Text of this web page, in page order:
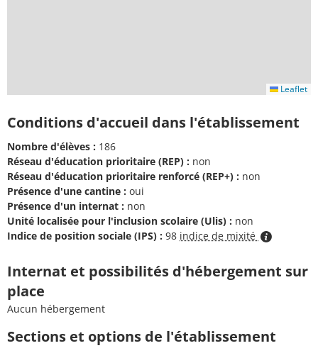
Leaflet
Conditions d'accueil dans l'établissement
Nombre d'élèves : 186
Réseau d'éducation prioritaire (REP) : non
Réseau d'éducation prioritaire renforcé (REP+) : non
Présence d'une cantine : oui
Présence d'un internat : non
Unité localisée pour l'inclusion scolaire (Ulis) : non
Indice de position sociale (IPS) : 98 indice de mixité
Internat et possibilités d'hébergement sur
place
Aucun hébergement
Sections et options de l'établissement